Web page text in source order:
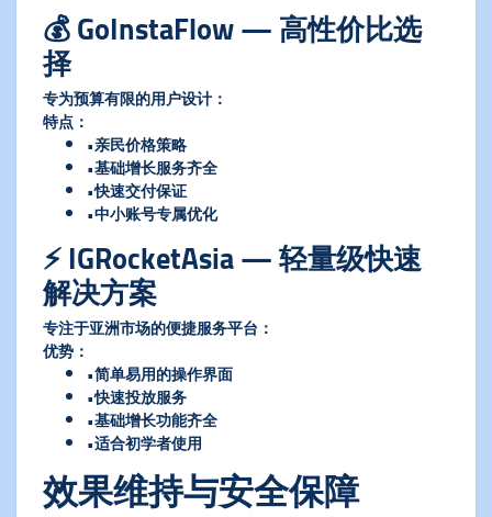
💰 GoInstaFlow — 高性价比选
择
专为预算有限的用户设计：
​特点​ ​：
•亲民价格策略
•基础增长服务齐全
•快速交付保证
•中小账号专属优化
⚡ IGRocketAsia — 轻量级快速
解决方案
专注于亚洲市场的便捷服务平台：
​优势​ ​：
•简单易用的操作界面
•快速投放服务
•基础增长功能齐全
•适合初学者使用
效果维持与安全保障